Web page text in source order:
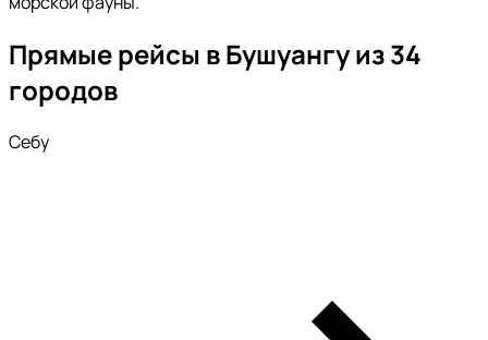
Прямые рейсы в Бушуангу из 34
городов
Себу